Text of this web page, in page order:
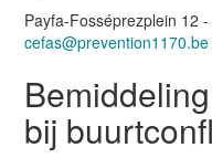
Payfa-Fosséprezplein 12
cefas@prevention1170.be
Bemiddeling
bij